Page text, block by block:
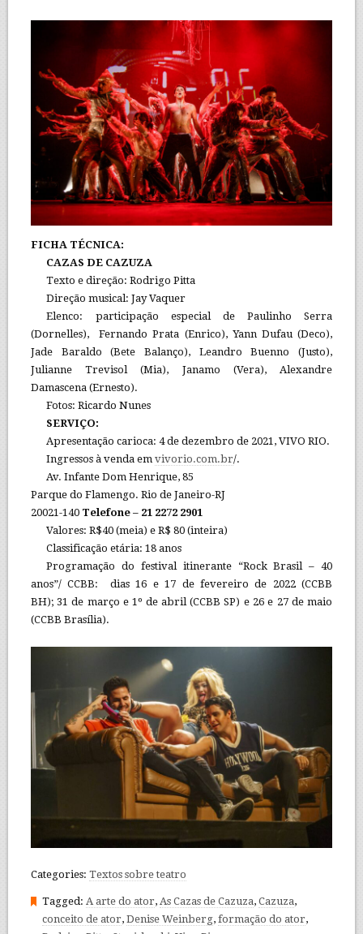
FICHA TÉCNICA:
CAZAS DE CAZUZA
Texto e direção: Rodrigo Pitta
Direção musical: Jay Vaquer
Elenco: participação especial de Paulinho Serra
(Dornelles), Fernando Prata (Enrico), Yann Dufau (Deco),
Jade Baraldo (Bete Balanço), Leandro Buenno (Justo),
Julianne Trevisol (Mia), Janamo (Vera), Alexandre
Damascena (Ernesto).
Fotos: Ricardo Nunes
SERVIÇO:
Apresentação carioca: 4 de dezembro de 2021, VIVO RIO.
Ingressos à venda emvivorio.com.br/.
Av. Infante Dom Henrique, 85
Parque do Flamengo. Rio de Janeiro-RJ
20021-140 Telefone – 21 2272 2901
Valores: R$40 (meia) e R$ 80 (inteira)
Classificação etária: 18 anos
Programação do festival itinerante “Rock Brasil – 40
anos”/ CCBB: dias 16 e 17 de fevereiro de 2022 (CCBB
BH); 31 de março e 1º de abril (CCBB SP) e 26 e 27 de maio
(CCBB Brasília).
Categories: Textos sobre teatro
Tagged: A arte do ator, As Cazas de Cazuza, Cazuza,
conceito de ator, Denise Weinberg, formação do ator,